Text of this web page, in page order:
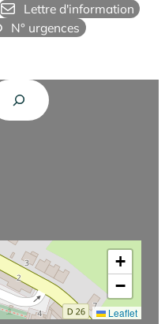
Lettre d'information
N° urgences
+
−
Leaflet